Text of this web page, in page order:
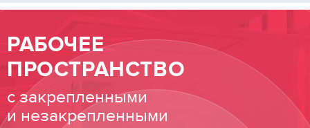
РАБОЧЕЕ
ПРОСТРАНСТВО
с закрепленными
и незакрепленными